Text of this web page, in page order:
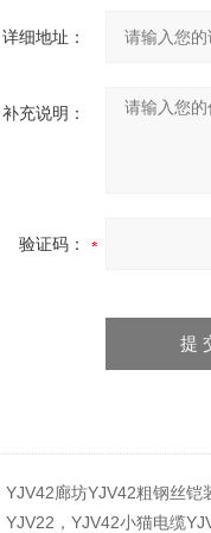
详细地址：
补充说明：
验证码：
YJV42廊坊YJV42粗钢丝铠
YJV22，YJV42小猫电缆